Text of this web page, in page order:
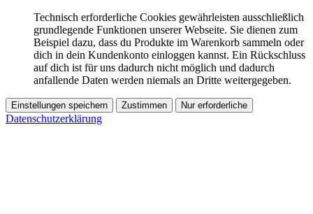
Technisch erforderliche Cookies gewährleisten ausschließlich
grundlegende Funktionen unserer Webseite. Sie dienen zum
Beispiel dazu, dass du Produkte im Warenkorb sammeln oder
dich in dein Kundenkonto einloggen kannst. Ein Rückschluss
auf dich ist für uns dadurch nicht möglich und dadurch
anfallende Daten werden niemals an Dritte weitergegeben.
Einstellungen speichern Zustimmen Nur erforderliche
Datenschutzerklärung